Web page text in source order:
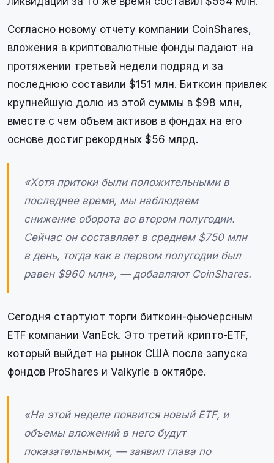
Согласно новому отчету компании CoinShares,
вложения в криптовалютные фонды падают на
протяжении третьей недели подряд и за
последнюю составили $151 млн. Биткоин привлек
крупнейшую долю из этой суммы в $98 млн,
вместе с чем объем активов в фондах на его
основе достиг рекордных $56 млрд.
«Хотя притоки были положительными в
последнее время, мы наблюдаем
снижение оборота во втором полугодии.
Сейчас он составляет в среднем $750 млн
в день, тогда как в первом полугодии был
равен $960 млн», — добавляют CoinShares.
Сегодня стартуют торги биткоин-фьючерсным
ETF компании VanEck. Это третий крипто-ETF,
который выйдет на рынок США после запуска
фондов ProShares и Valkyrie в октябре.
«На этой неделе появится новый ETF, и
объемы вложений в него будут
показательными, — заявил глава по